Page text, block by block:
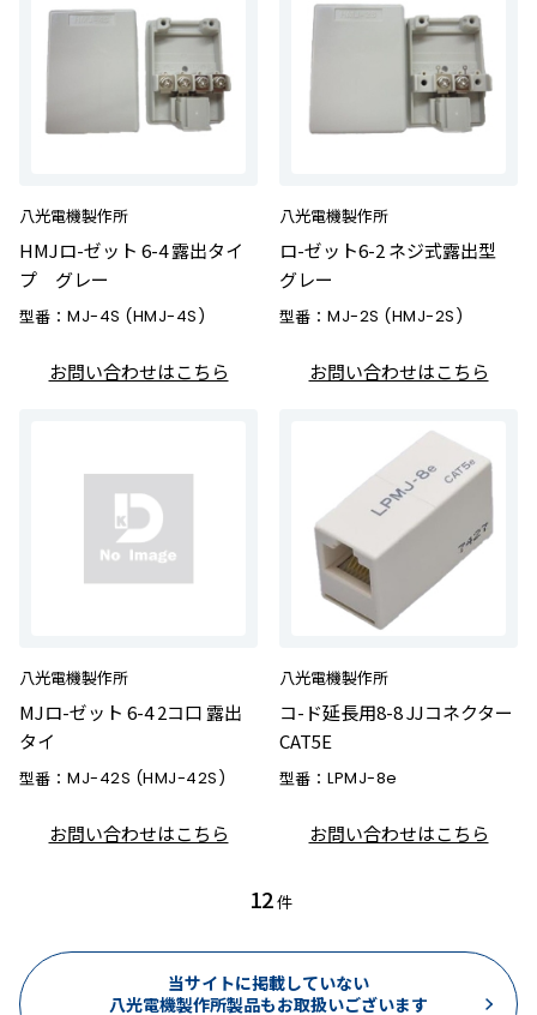
八光電機製作所
HMJロ-ゼット 6-4 露出タイ
プ グレー
型番： MJ-4S (HMJ-4S)
お問い合わせはこちら
八光電機製作所
ロ-ゼット6-2 ネジ式露出型
グレー
型番： MJ-2S (HMJ-2S)
お問い合わせはこちら
八光電機製作所
MJロ-ゼット 6-4 2コ口 露出
タイ
型番： MJ-42S (HMJ-42S)
お問い合わせはこちら
八光電機製作所
コ-ド延長用8-8 JJコネクター
CAT5E
型番： LPMJ-8e
お問い合わせはこちら
12件
当サイトに掲載していない
八光電機製作所製品もお取扱いございます